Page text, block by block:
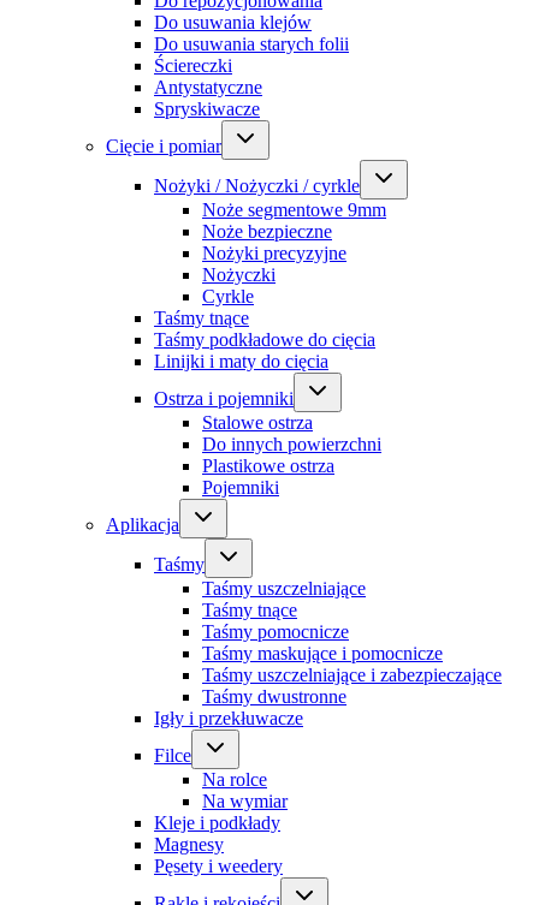
Do usuwania klejów
Do usuwania starych folii
Ściereczki
Antystatyczne
Spryskiwacze
Cięcie i pomiar
Nożyki / Nożyczki / cyrkle
Noże segmentowe 9mm
Noże bezpieczne
Nożyki precyzyjne
Nożyczki
Cyrkle
Taśmy tnące
Taśmy podkładowe do cięcia
Linijki i maty do cięcia
Ostrza i pojemniki
Stalowe ostrza
Do innych powierzchni
Plastikowe ostrza
Pojemniki
Aplikacja
Taśmy
Taśmy uszczelniające
Taśmy tnące
Taśmy pomocnicze
Taśmy maskujące i pomocnicze
Taśmy uszczelniające i zabezpieczające
Taśmy dwustronne
Igły i przekłuwacze
Filce
Na rolce
Na wymiar
Kleje i podkłady
Magnesy
Pęsety i weedery